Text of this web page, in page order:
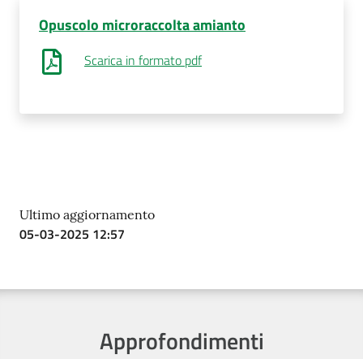
Novità
Scuole
Imprese
Seguici
su
Opuscolo microraccolta amianto
Scarica in formato pdf
Ultimo aggiornamento
05-03-2025 12:57
Approfondimenti